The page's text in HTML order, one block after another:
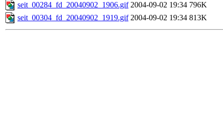
seit_00284_fd_20040902_1906.gif 2004-09-02 19:34 796K
seit_00304_fd_20040902_1919.gif 2004-09-02 19:34 813K